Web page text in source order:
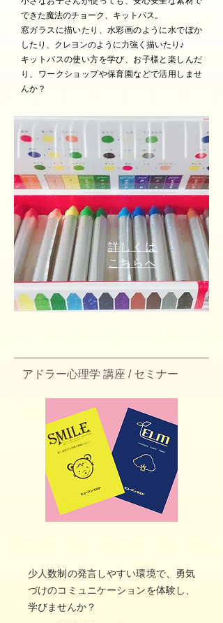
できた魔法のチョーク、キットパス。
窓ガラスに描いたり、水彩画のように水でぼか
したり、クレヨンのように力強く描いたり♪
キットパスの使い方を学び、お子様と楽しんだ
り、ワークショップや保育園などで活用しませ
んか？
詳しくは
こちらへ
アドラー心理学 講座 / セミナー
少人数制の発言しやすい環境で、勇気
づけのコミュニケーションを体験し、
学びませんか？